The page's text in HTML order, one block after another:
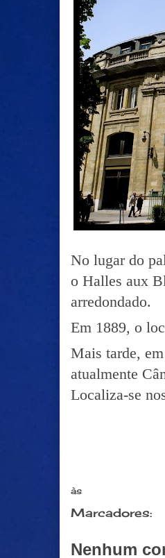
No lugar do
o Halles aux
arredondado.
Em 1889, o
Mais tarde,
atualmente
Localiza-se
às
Marcadores:
Nenhum